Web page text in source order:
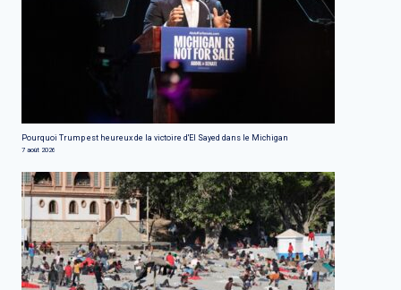
Pourquoi Trump est heureux de la victoire d'El Sayed dans le Michigan
7 août 2026